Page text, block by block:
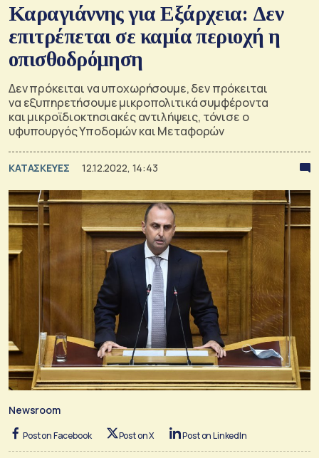
Καραγιάννης για Εξάρχεια: Δεν
επιτρέπεται σε καμία περιοχή η
οπισθοδρόμηση
Δεν πρόκειται να υποχωρήσουμε, δεν πρόκειται
να εξυπηρετήσουμε μικροπολιτικά συμφέροντα
και μικροϊδιοκτησιακές αντιλήψεις, τόνισε ο
υφυπουργός Υποδομών και Μεταφορών
ΚΑΤΑΣΚΕΥΕΣ 12.12.2022, 14:43
Newsroom
Post on Facebook Post on X Post on LinkedIn